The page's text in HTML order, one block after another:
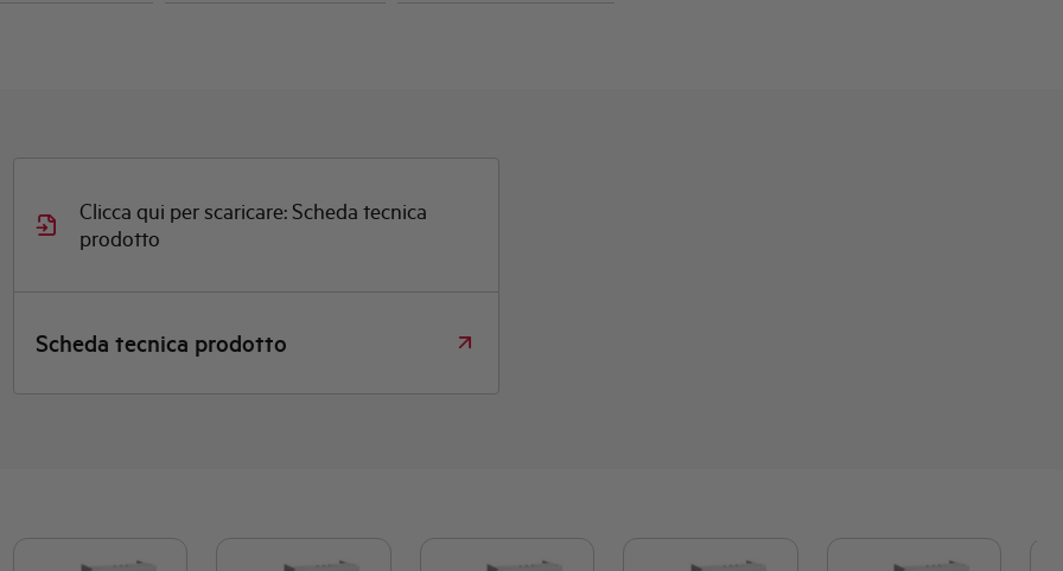
Clicca qui per scaricare: Scheda tecnica
prodotto
Scheda tecnica prodotto